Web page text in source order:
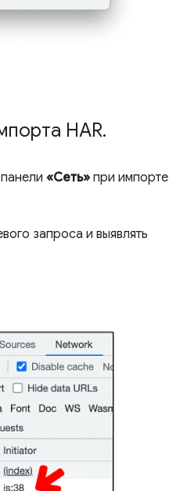
HAR.
«Сеть» при импорте
запроса и выявлять